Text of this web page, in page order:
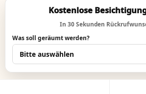
Kostenlose
In 30 Sekunden
Was soll geräumt werden?